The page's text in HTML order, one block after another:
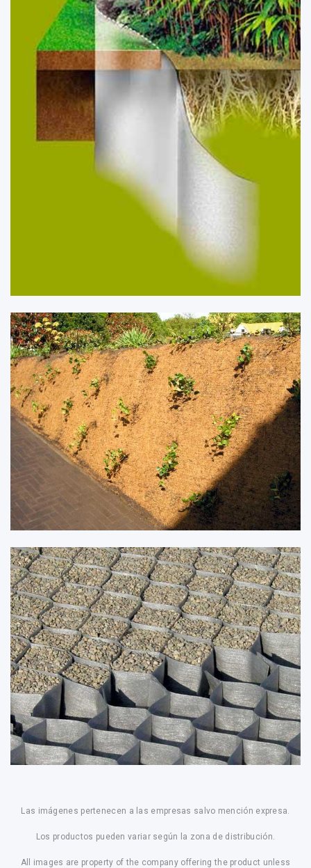
Las imágenes pertenecen a las empresas salvo mención expresa.
Los productos pueden variar según la zona de distribución.
All images are property of the company offering the product unless